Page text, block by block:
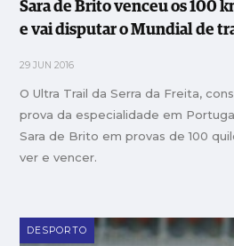
Sara de Brito venceu os 100
e vai disputar o Mundial de
29 JUN 2016
O Ultra Trail da Serra da Freita,
prova da especialidade em
Sara de Brito em provas de 100
ver e vencer.
DESPORTO